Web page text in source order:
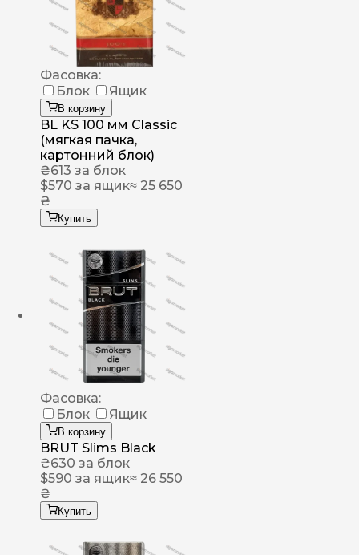
Фасовка:
Блок
Ящик
В корзину
BL KS 100 мм Classic
(мягкая пачка,
картонний блок)
₴613 за блок
$570 за ящик≈ 25 650
₴
Купить
Фасовка:
Блок
Ящик
В корзину
BRUT Slims Black
₴630 за блок
$590 за ящик≈ 26 550
₴
Купить